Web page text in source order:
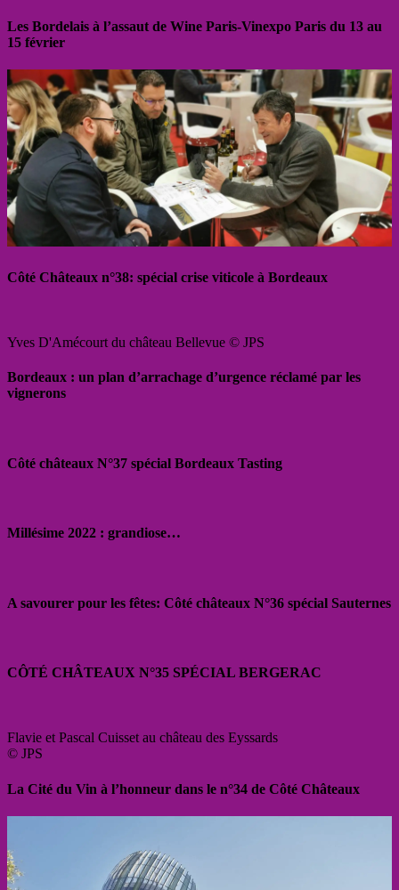
Les Bordelais à l’assaut de Wine Paris-Vinexpo Paris du 13 au
15 février
Côté Châteaux n°38: spécial crise viticole à Bordeaux
Yves D'Amécourt du château Bellevue © JPS
Bordeaux : un plan d’arrachage d’urgence réclamé par les
vignerons
Côté châteaux N°37 spécial Bordeaux Tasting
Millésime 2022 : grandiose…
A savourer pour les fêtes: Côté châteaux N°36 spécial Sauternes
CÔTÉ CHÂTEAUX N°35 SPÉCIAL BERGERAC
Flavie et Pascal Cuisset au château des Eyssards
© JPS
La Cité du Vin à l’honneur dans le n°34 de Côté Châteaux